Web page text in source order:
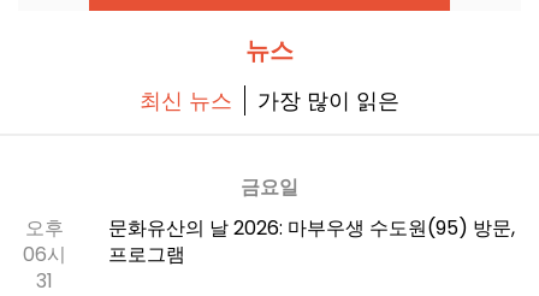
뉴스
최신 뉴스 가장 많이 읽은
금요일
오후
06시
31
문화유산의 날 2026: 마부우생 수도원(95) 방문,
프로그램